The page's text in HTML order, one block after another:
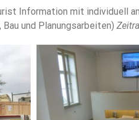
Information mit individuell
und Planungsarbeiten)